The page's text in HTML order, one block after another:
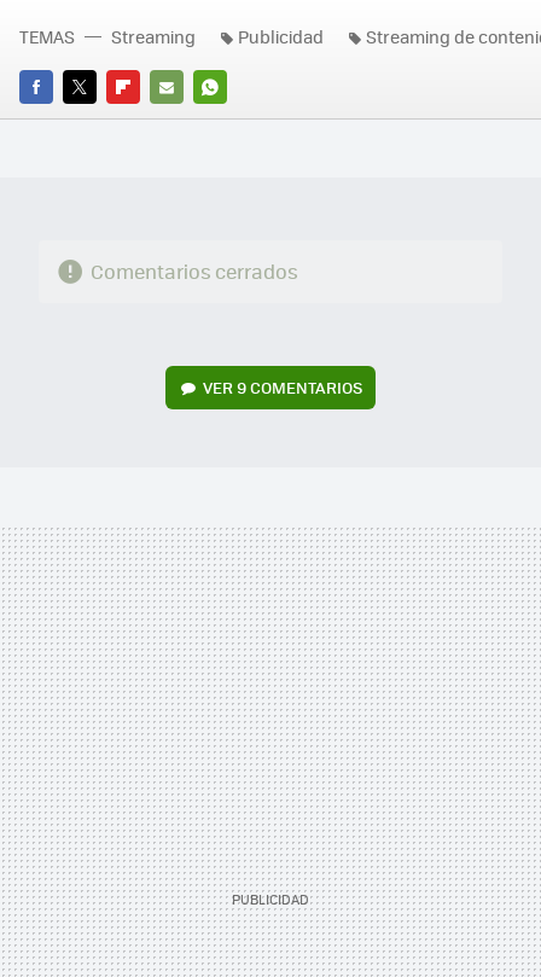
FACEBOOK
TWITTERFLIPBOARD
E-
WHATSAPP
TEMAS Streaming Publicidad Streaming de
Comentarios cerrados
VER9 COMENTARIOS